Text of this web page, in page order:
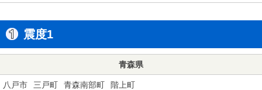
震度1
青森県
八戸市 三戸町 青森南部町 階上町